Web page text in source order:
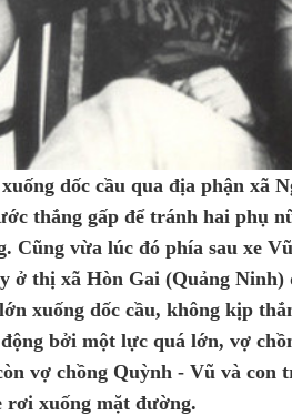
dốc cầu qua địa phận xã
thắng gấp để tránh hai phụ
Cũng vừa lúc đó phía sau xe
ở thị xã Hòn Gai (Quảng
xuống dốc cầu, không kịp
bởi một lực quá lớn, vợ
vợ chồng Quỳnh - Vũ và
rơi xuống mặt đường.